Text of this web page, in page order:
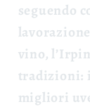
seguendo
vino,
tradizioni:
migliori